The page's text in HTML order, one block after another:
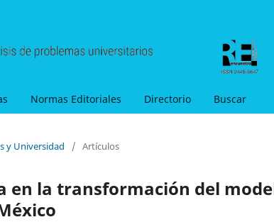
Normas Editoriales Directorio Buscar
y Universidad / Artículos
en la transformación del